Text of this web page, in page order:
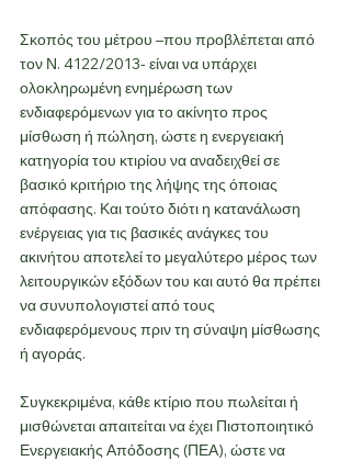
Σκοπός του μέτρου –που προβλέπεται από
τον Ν. 4122/2013- είναι να υπάρχει
ολοκληρωμένη ενημέρωση των
ενδιαφερόμενων για το ακίνητο προς
μίσθωση ή πώληση, ώστε η ενεργειακή
κατηγορία του κτιρίου να αναδειχθεί σε
βασικό κριτήριο της λήψης της όποιας
απόφασης. Και τούτο διότι η κατανάλωση
ενέργειας για τις βασικές ανάγκες του
ακινήτου αποτελεί το μεγαλύτερο μέρος των
λειτουργικών εξόδων του και αυτό θα πρέπει
να συνυπολογιστεί από τους
ενδιαφερόμενους πριν τη σύναψη μίσθωσης
ή αγοράς.
Συγκεκριμένα, κάθε κτίριο που πωλείται ή
μισθώνεται απαιτείται να έχει Πιστοποιητικό
Ενεργειακής Απόδοσης (ΠΕΑ), ώστε να